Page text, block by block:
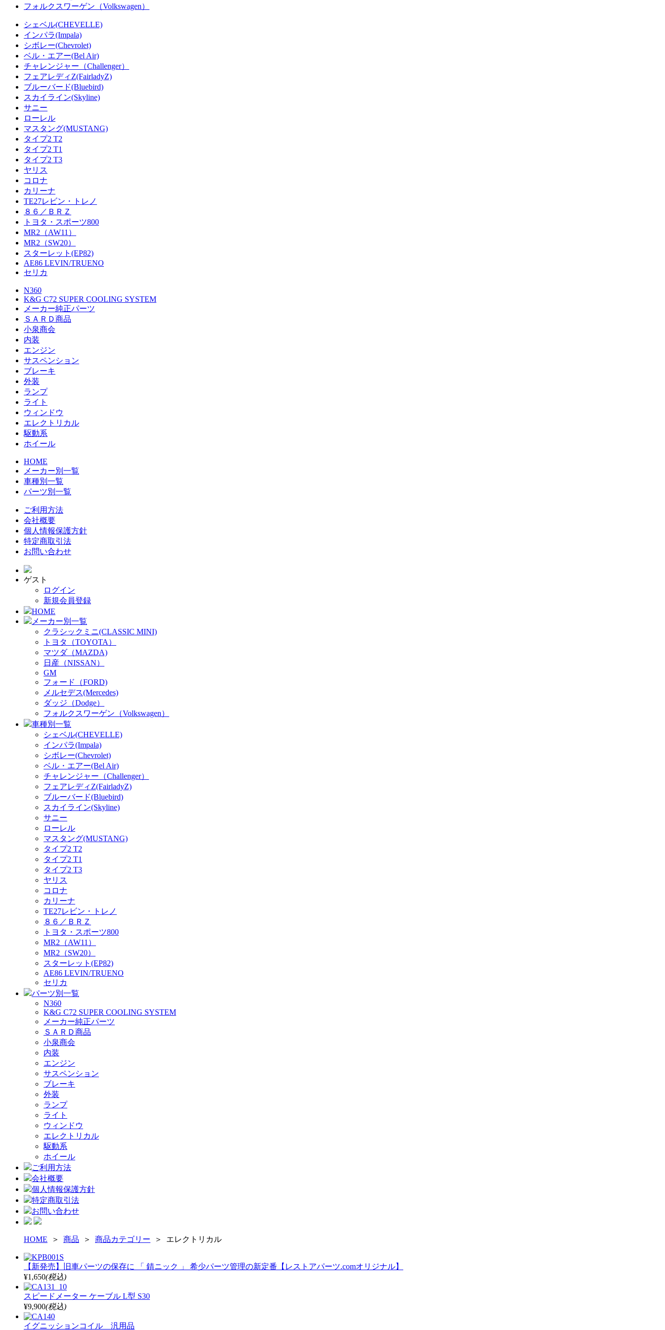
フォルクスワーゲン（Volkswagen）
シェベル(CHEVELLE)
インパラ(Impala)
シボレー(Chevrolet)
ベル・エアー(Bel Air)
チャレンジャー（Challenger）
フェアレディZ(FairladyZ)
ブルーバード(Bluebird)
スカイライン(Skyline)
サニー
ローレル
マスタング(MUSTANG)
タイプ2 T2
タイプ2 T1
タイプ2 T3
ヤリス
コロナ
カリーナ
TE27レビン・トレノ
８６／ＢＲＺ
トヨタ・スポーツ800
MR2（AW11）
MR2（SW20）
スターレット(EP82)
AE86 LEVIN/TRUENO
セリカ
N360
K&G C72 SUPER COOLING SYSTEM
メーカー純正パーツ
ＳＡＲＤ商品
小泉商会
内装
エンジン
サスペンション
ブレーキ
外装
ランプ
ライト
ウィンドウ
エレクトリカル
駆動系
ホイール
HOME
メーカー別一覧
車種別一覧
パーツ別一覧
ご利用方法
会社概要
個人情報保護方針
特定商取引法
お問い合わせ
ゲスト
ログイン
新規会員登録
HOME
メーカー別一覧
クラシックミニ(CLASSIC MINI)
トヨタ（TOYOTA）
マツダ（MAZDA)
日産（NISSAN）
GM
フォード（FORD)
メルセデス(Mercedes)
ダッジ（Dodge）
フォルクスワーゲン（Volkswagen）
車種別一覧
シェベル(CHEVELLE)
インパラ(Impala)
シボレー(Chevrolet)
ベル・エアー(Bel Air)
チャレンジャー（Challenger）
フェアレディZ(FairladyZ)
ブルーバード(Bluebird)
スカイライン(Skyline)
サニー
ローレル
マスタング(MUSTANG)
タイプ2 T2
タイプ2 T1
タイプ2 T3
ヤリス
コロナ
カリーナ
TE27レビン・トレノ
８６／ＢＲＺ
トヨタ・スポーツ800
MR2（AW11）
MR2（SW20）
スターレット(EP82)
AE86 LEVIN/TRUENO
セリカ
パーツ別一覧
N360
K&G C72 SUPER COOLING SYSTEM
メーカー純正パーツ
ＳＡＲＤ商品
小泉商会
内装
エンジン
サスペンション
ブレーキ
外装
ランプ
ライト
ウィンドウ
エレクトリカル
駆動系
ホイール
ご利用方法
会社概要
個人情報保護方針
特定商取引法
お問い合わせ
HOME ＞ 商品 ＞ 商品カテゴリー ＞ エレクトリカル
【新発売】旧車パーツの保存に 「 錆ニック 」 希少パーツ管理の新定番【レストアパーツ.comオリジナル】
¥1,650(税込)
スピードメーター ケーブル L型 S30
¥9,900(税込)
イグニッションコイル 汎用品